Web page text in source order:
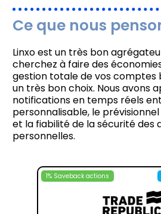
Ce que nous
Linxo est un très bon
cherchez à faire des
gestion totale de vos comptes
un très bon choix. Nous avons
notifications en temps réels
personnalisable, le
et la fiabilité de la sécurité des
personnelles.
1% Saveback actions